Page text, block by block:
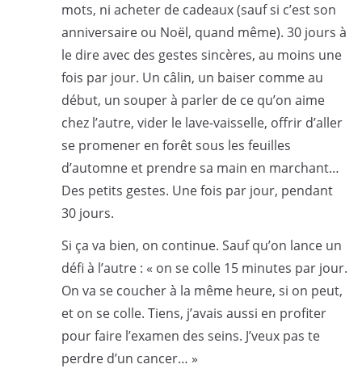
mots, ni acheter de cadeaux (sauf si c’est son
anniversaire ou Noël, quand même). 30 jours à
le dire avec des gestes sincères, au moins une
fois par jour. Un câlin, un baiser comme au
début, un souper à parler de ce qu’on aime
chez l’autre, vider le lave-vaisselle, offrir d’aller
se promener en forêt sous les feuilles
d’automne et prendre sa main en marchant…
Des petits gestes. Une fois par jour, pendant
30 jours.
Si ça va bien, on continue. Sauf qu’on lance un
défi à l’autre : « on se colle 15 minutes par jour.
On va se coucher à la même heure, si on peut,
et on se colle. Tiens, j’avais aussi en profiter
pour faire l’examen des seins. J’veux pas te
perdre d’un cancer… »